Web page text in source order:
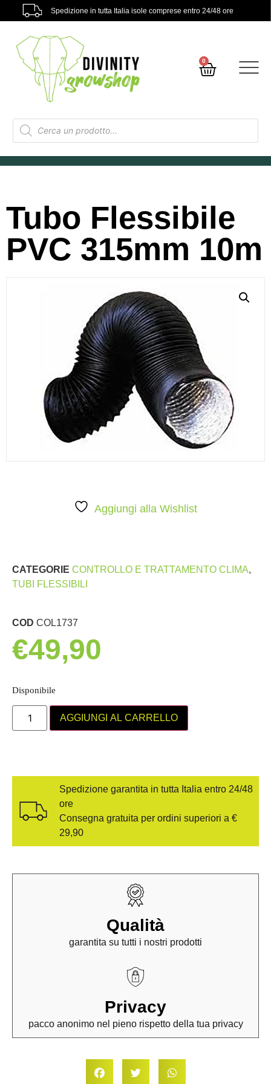
Spedizione in tutta Italia isole comprese entro 24/48 ore
0
Tubo Flessibile
PVC 315mm 10m
Aggiungi alla Wishlist
CATEGORIE CONTROLLO E TRATTAMENTO CLIMA,
TUBI FLESSIBILI
COD COL1737
€49,90
Disponibile
AGGIUNGI AL CARRELLO
Spedizione garantita in tutta Italia entro 24/48
ore
Consegna gratuita per ordini superiori a €
29,90
Qualità
garantita su tutti i nostri prodotti
Privacy
pacco anonimo nel pieno rispetto della tua privacy